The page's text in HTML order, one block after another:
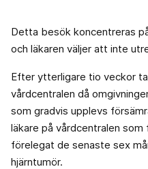
Detta besök koncentreras
och läkaren väljer att inte
Efter ytterligare tio veckor
vårdcentralen då
som gradvis upplevs
läkare på vårdcentralen
förelegat de senaste sex
hjärntumör.